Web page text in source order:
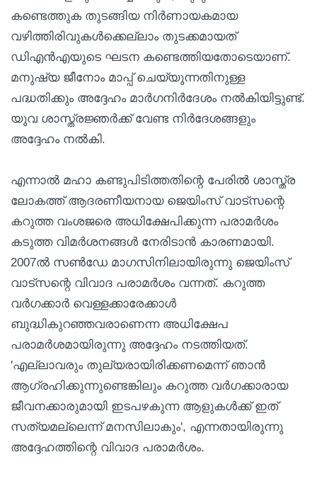
കണ്ടെത്തുക തുടങ്ങിയ നിര്‍ണായകമായ
വഴിത്തിരിവുകള്‍ക്കെല്ലാം തുടക്കമായത്
ഡിഎന്‍എയുടെ ഘടന കണ്ടെത്തിയതോടെയാണ്.
മനുഷ്യ ജീനോം മാപ്പ് ചെയ്യുന്നതിനുള്ള
പദ്ധതിക്കും അദ്ദേഹം മാര്‍ഗനിര്‍ദേശം നല്‍കിയിട്ടുണ്ട്.
യുവ ശാസ്ത്രജ്ഞര്‍ക്ക് വേണ്ട നിര്‍ദേശങ്ങളും
അദ്ദേഹം നല്‍കി.
എന്നാല്‍ മഹാ കണ്ടുപിടിത്തതിന്റെ പേരില്‍ ശാസ്ത്ര
ലോകത്ത് ആദരണീയനായ ജെയിംസ് വാട്‌സന്റെ
കറുത്ത വംശജരെ അധിക്ഷേപിക്കുന്ന പരാമര്‍ശം
കടുത്ത വിമര്‍ശനങ്ങള്‍ നേരിടാന്‍ കാരണമായി.
2007ല്‍ സണ്‍ഡേ മാഗസിനിലായിരുന്നു ജെയിംസ്
വാട്‌സന്റെ വിവാദ പരാമര്‍ശം വന്നത്. കറുത്ത
വര്‍ഗക്കാര്‍ വെള്ളക്കാരേക്കാള്‍
ബുദ്ധികുറഞ്ഞവരാണെന്ന അധിക്ഷേപ
പരാമര്‍ശമായിരുന്നു അദ്ദേഹം നടത്തിയത്.
'എല്ലാവരും തുല്യരായിരിക്കണമെന്ന് ഞാന്‍
ആഗ്രഹിക്കുന്നുണ്ടെങ്കിലും കറുത്ത വര്‍ഗക്കാരായ
ജീവനക്കാരുമായി ഇടപഴകുന്ന ആളുകള്‍ക്ക് ഇത്
സത്യമല്ലെന്ന് മനസിലാകും', എന്നതായിരുന്നു
അദ്ദേഹത്തിന്റെ വിവാദ പരാമര്‍ശം.